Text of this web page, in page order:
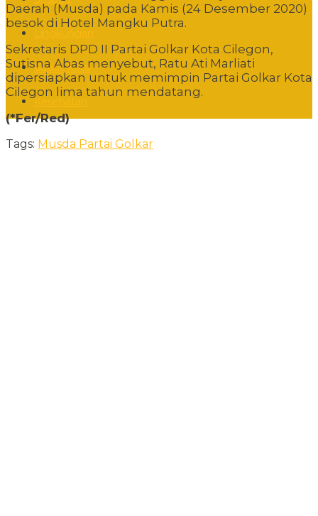
Sudut Kota
Kesehatan
Daerah (Musda) pada Kamis (24 Desember 2020)
besok di Hotel Mangku Putra.
Sekretaris DPD II Partai Golkar Kota Cilegon,
Sutisna Abas menyebut, Ratu Ati Marliati
dipersiapkan untuk memimpin Partai Golkar Kota
Cilegon lima tahun mendatang.
(*Fer/Red)
Tags: Musda Partai Golkar